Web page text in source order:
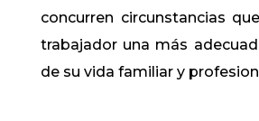
concurren circunstancias
trabajador una más
de su vida familiar y